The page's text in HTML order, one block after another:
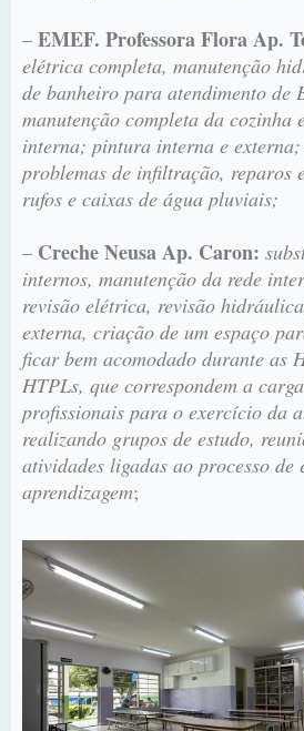
– EMEF. Professora Flora Ap.
elétrica completa, manutenção
de banheiro para atendimento de
manutenção completa da cozinha
interna; pintura interna e
problemas de infiltração, reparos
rufos e caixas de água pluviais;
– Creche Neusa Ap. Caron:
internos, manutenção da rede
revisão elétrica, revisão
externa, criação de um espaço
ficar bem acomodado durante as
HTPLs, que correspondem a
profissionais para o exercício da
realizando grupos de estudo,
atividades ligadas ao processo de
aprendizagem;